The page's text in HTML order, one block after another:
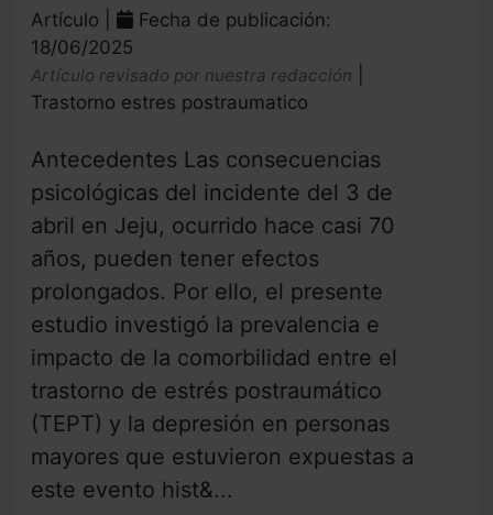
Artículo |
Fecha de publicación:
18/06/2025
Artículo revisado por nuestra redacción
Trastorno estres postraumatico
Antecedentes Las consecuencias
psicológicas del incidente del 3 de
abril en Jeju, ocurrido hace casi 70
años, pueden tener efectos
prolongados. Por ello, el presente
estudio investigó la prevalencia e
impacto de la comorbilidad entre el
trastorno de estrés postraumático
(TEPT) y la depresión en personas
mayores que estuvieron expuestas a
este evento hist&...